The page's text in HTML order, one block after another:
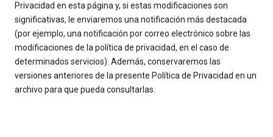
Privacidad en esta página y, si estas modificaciones son
significativas, le enviaremos una notificación más destacada
(por ejemplo, una notificación por correo electrónico sobre las
modificaciones de la política de privacidad, en el caso de
determinados servicios). Además, conservaremos las
versiones anteriores de la presente Política de Privacidad en un
archivo para que pueda consultarlas.